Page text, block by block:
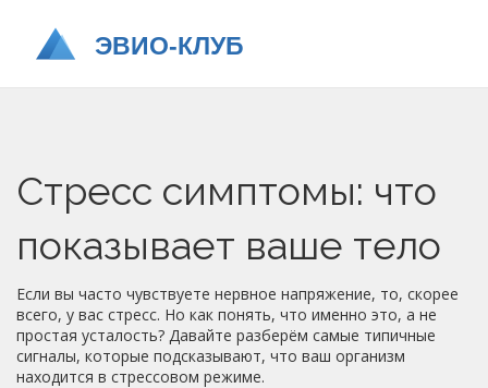
Стресс симптомы: что
показывает ваше тело
Если вы часто чувствуете нервное напряжение, то, скорее
всего, у вас стресс. Но как понять, что именно это, а не
простая усталость? Давайте разберём самые типичные
сигналы, которые подсказывают, что ваш организм
находится в стрессовом режиме.